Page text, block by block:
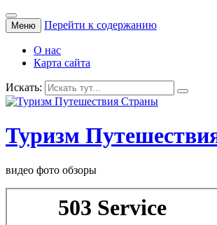
Меню Перейти к содержанию
О нас
Карта сайта
Искать:
Туризм
видео фото обзоры